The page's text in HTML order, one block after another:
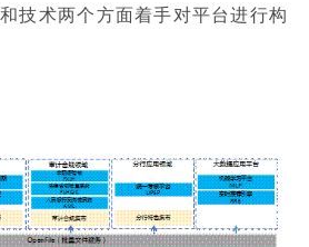
技术两个方面着手对平台进行构